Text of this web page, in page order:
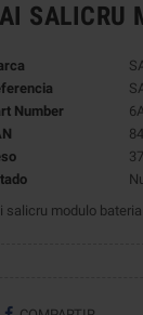
SALICRU
Number
salicru modulo